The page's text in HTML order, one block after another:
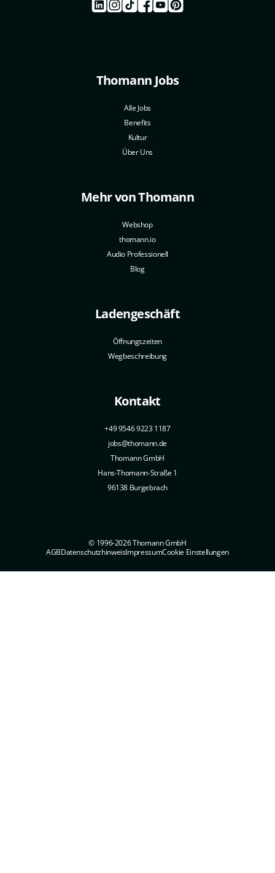
Thomann Jobs
Alle Jobs
Benefits
Kultur
Über Uns
Mehr von Thomann
Webshop
thomann.io
Audio Professionell
Blog
Ladengeschäft
Öffnungszeiten
Wegbeschreibung
Kontakt
+49 9546 9223 1187
jobs@thomann.de
Thomann GmbH
Hans-Thomann-Straße 1
96138 Burgebrach
© 1996-2026 Thomann GmbH
AGBDatenschutzhinweisImpressumCookie Einstellungen